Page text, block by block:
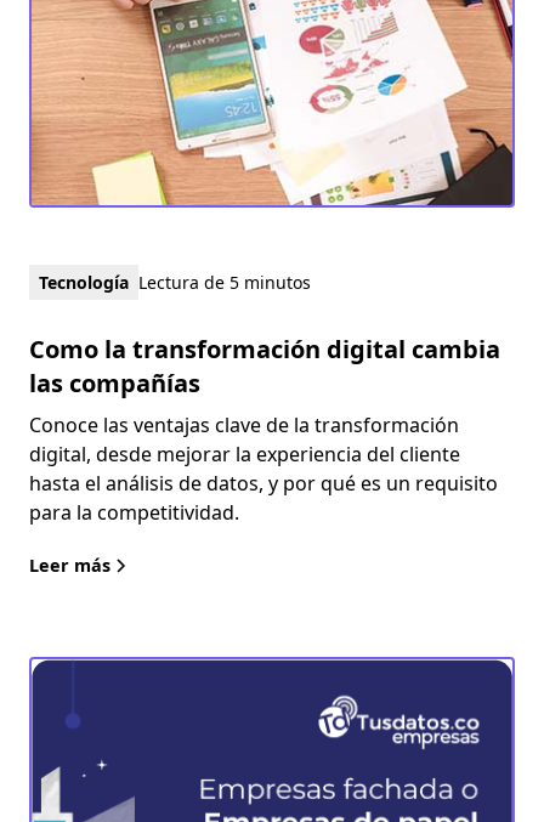
Tecnología Lectura de 5 minutos
Como la transformación digital cambia
las compañías
Conoce las ventajas clave de la transformación
digital, desde mejorar la experiencia del cliente
hasta el análisis de datos, y por qué es un requisito
para la competitividad.
Leer más